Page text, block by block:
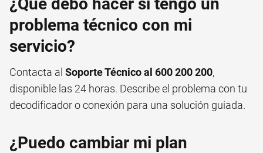
problema técnico con mi
servicio?
Contacta al Soporte Técnico al 600 200 200,
disponible las 24 horas. Describe el problema con tu
decodificador o conexión para una solución guiada.
¿Puedo cambiar mi plan